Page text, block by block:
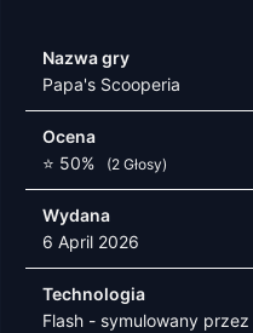
Nazwa gry
Papa's Scooperia
Ocena
⭐ 50%
(2 Głosy)
Wydana
6 April 2026
Technologia
Flash - symulowany